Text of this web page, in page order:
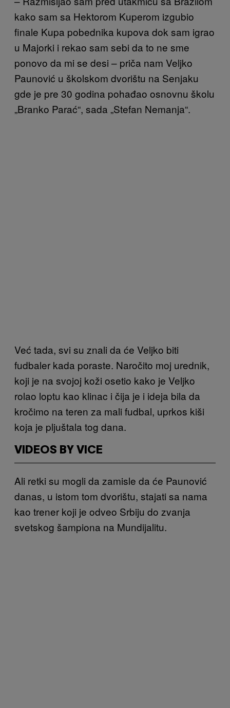
kako sam sa Hektorom Kuperom izgubio
finale Kupa pobednika kupova dok sam igrao
u Majorki i rekao sam sebi da to ne sme
ponovo da mi se desi – priča nam Veljko
Paunović u školskom dvorištu na Senjaku
gde je pre 30 godina pohađao osnovnu školu
„Branko Parać“, sada „Stefan Nemanja“.
Već tada, svi su znali da će Veljko biti
fudbaler kada poraste. Naročito moj urednik,
koji je na svojoj koži osetio kako je Veljko
rolao loptu kao klinac i čija je i ideja bila da
kročimo na teren za mali fudbal, uprkos kiši
koja je pljuštala tog dana.
VIDEOS BY VICE
Ali retki su mogli da zamisle da će Paunović
danas, u istom tom dvorištu, stajati sa nama
kao trener koji je odveo Srbiju do zvanja
svetskog šampiona na Mundijalitu.